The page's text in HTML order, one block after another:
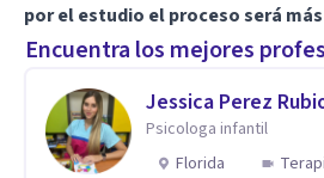
por el estudio el proceso será
Encuentra los mejores
Jessica Perez
Psicologa infantil
Florida